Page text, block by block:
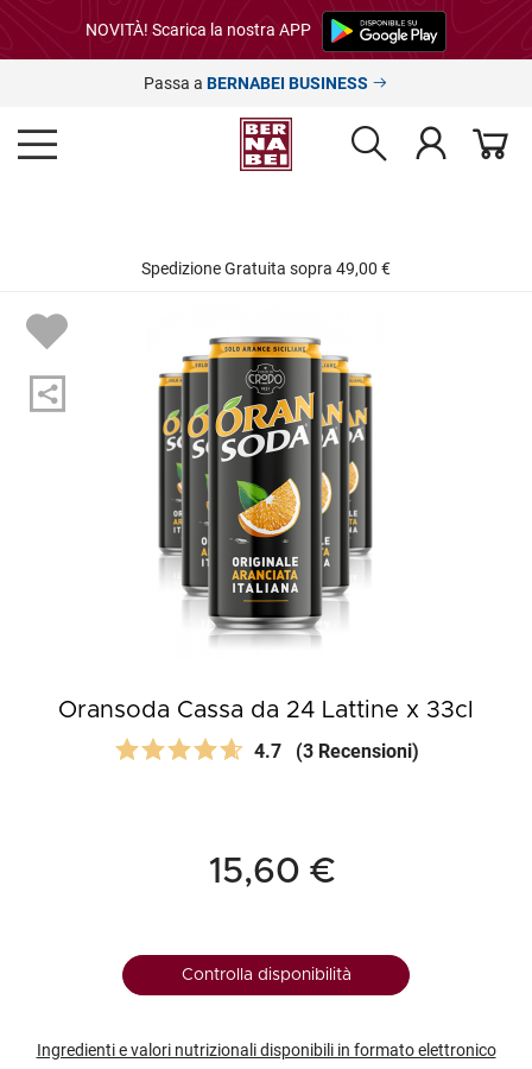
NOVITÀ! Scarica la nostra APP
Passa a BERNABEI BUSINESS
Spedizione Gratuita sopra 49,00 €
Oransoda Cassa da 24 Lattine x 33cl
4.7 (3 Recensioni)
15,60 €
Controlla disponibilità
Ingredienti e valori nutrizionali disponibili in formato elettronico